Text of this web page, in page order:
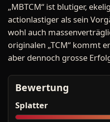
„MBTCM“ ist blutiger,
actionlastiger als sein
wohl auch
originalen „TCM“ kommt
aber dennoch grosse
Bewertung
Splatter